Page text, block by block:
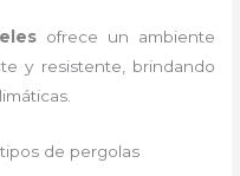
ofrece un ambiente
y resistente, brindando
de pergolas